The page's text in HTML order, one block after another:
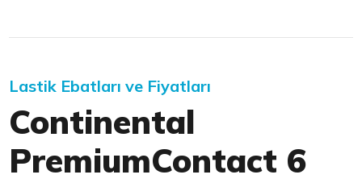
Lastik Ebatları ve Fiyatları
Continental
PremiumContact 6